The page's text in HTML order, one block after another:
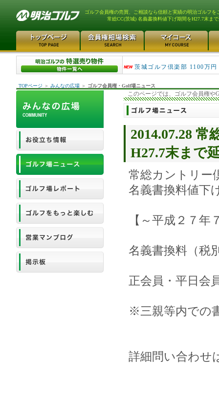
ゴルフ会員権の売買、ご相談なら信頼と実績の明治ゴルフを
常総CC(茨城) 名義書換料値下げ期間をH27.7末ま
大洗ゴルフ倶楽部 290万
茨城ゴルフ倶楽部 1100万円
TOPページ ＞ みんなの広場 ＞ ゴルフ会員権・Golf場ニュース
このページでは、ゴルフ会員権や
2014.07.28
H27.7末まで
常総カントリー
名義書換料値下
【～平成２７年
名義書換料（税
正会員・平日会
※三親等内での
詳細問い合わせ